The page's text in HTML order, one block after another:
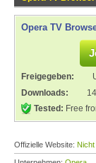
Opera TV
Freigegeben:
Downloads:
Tested: Free
Offizielle Website: